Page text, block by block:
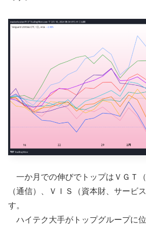
一か月での伸びでトップはＶＧＴ
（通信）、ＶＩＳ（資本財、サービ
す。
ハイテク大手がトップグループに